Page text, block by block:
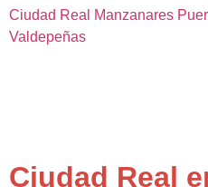
Ciudad Real Manzanares
Valdepeñas
Ciudad Real